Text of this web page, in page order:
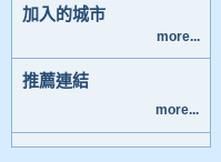
加入的城市
more...
推薦連結
more...